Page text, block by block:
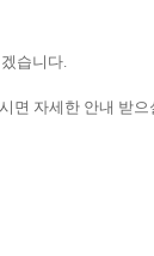
습니다.
면 자세한 안내 받